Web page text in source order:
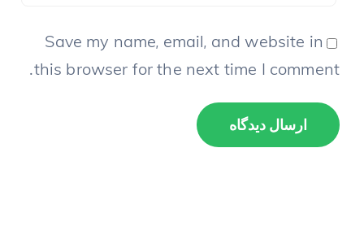
Save my name, email, and website in
this browser for the next time I comment.